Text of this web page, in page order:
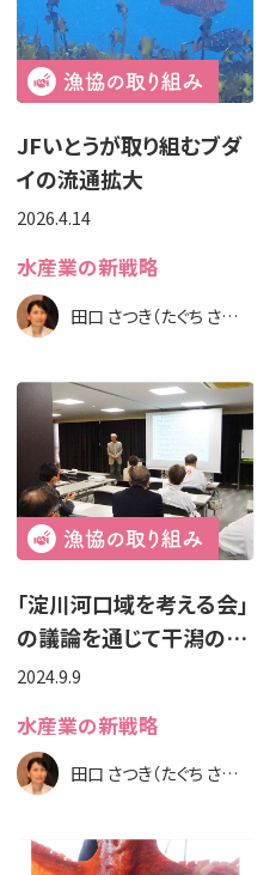
JFいとうが取り組むブダ
イの流通拡大
2026.4.14
水産業の新戦略
田口 さつき（たぐち さつき）
「淀川河口域を考える会」
の議論を通じて干潟の…
2024.9.9
水産業の新戦略
田口 さつき（たぐち さつき）